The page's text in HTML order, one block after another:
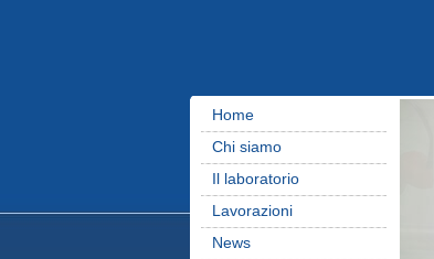
Home
Chi siamo
Il laboratorio
Lavorazioni
News